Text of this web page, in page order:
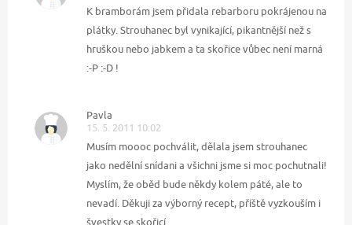
K bramborám jsem přidala rebarboru pokrájenou na
plátky. Strouhanec byl vynikající, pikantnější než s
hruškou nebo jabkem a ta skořice vůbec není marná
:-P :-D !
Pavla
15. 5. 2011 10:02
Musím moooc pochválit, dělala jsem strouhanec
jako nedělní snídani a všichni jsme si moc pochutnali!
Myslím, že oběd bude někdy kolem páté, ale to
nevadí. Děkuji za výborný recept, příště vyzkouším i
švestky se skořicí.